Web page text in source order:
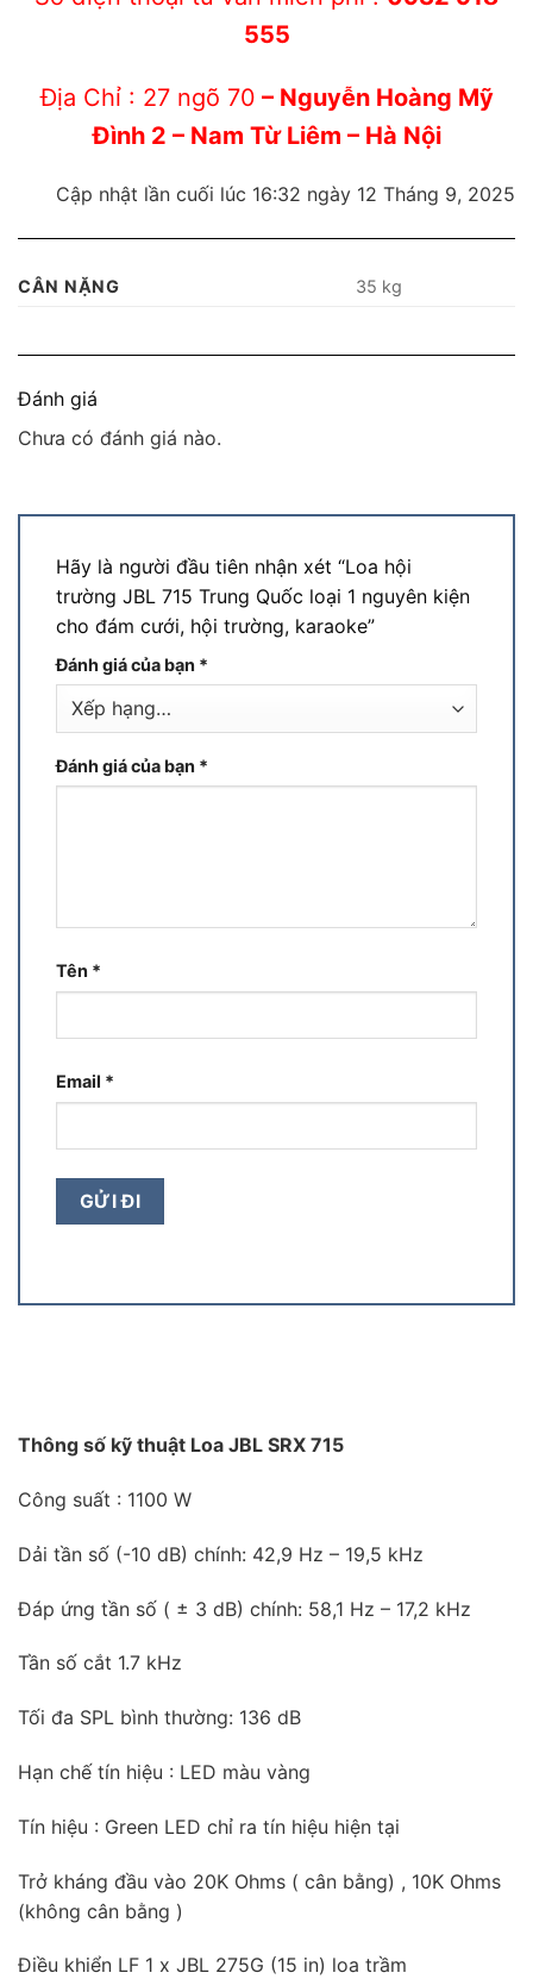
555
Địa Chỉ : 27 ngõ 70 – Nguyễn Hoàng Mỹ
Đình 2 – Nam Từ Liêm – Hà Nội
Cập nhật lần cuối lúc 16:32 ngày 12 Tháng 9, 2025
CÂN NẶNG 35 kg
Đánh giá
Chưa có đánh giá nào.
Hãy là người đầu tiên nhận xét “Loa hội
trường JBL 715 Trung Quốc loại 1 nguyên kiện
cho đám cưới, hội trường, karaoke”
Đánh giá của bạn *
Đánh giá của bạn *
Tên *
Email *
Thông số kỹ thuật Loa JBL SRX 715
Công suất : 1100 W
Dải tần số (-10 dB) chính: 42,9 Hz – 19,5 kHz
Đáp ứng tần số ( ± 3 dB) chính: 58,1 Hz – 17,2 kHz
Tần số cắt 1.7 kHz
Tối đa SPL bình thường: 136 dB
Hạn chế tín hiệu : LED màu vàng
Tín hiệu : Green LED chỉ ra tín hiệu hiện tại
Trở kháng đầu vào 20K Ohms ( cân bằng) , 10K Ohms
(không cân bằng )
Điều khiển LF 1 x JBL 275G (15 in) loa trầm